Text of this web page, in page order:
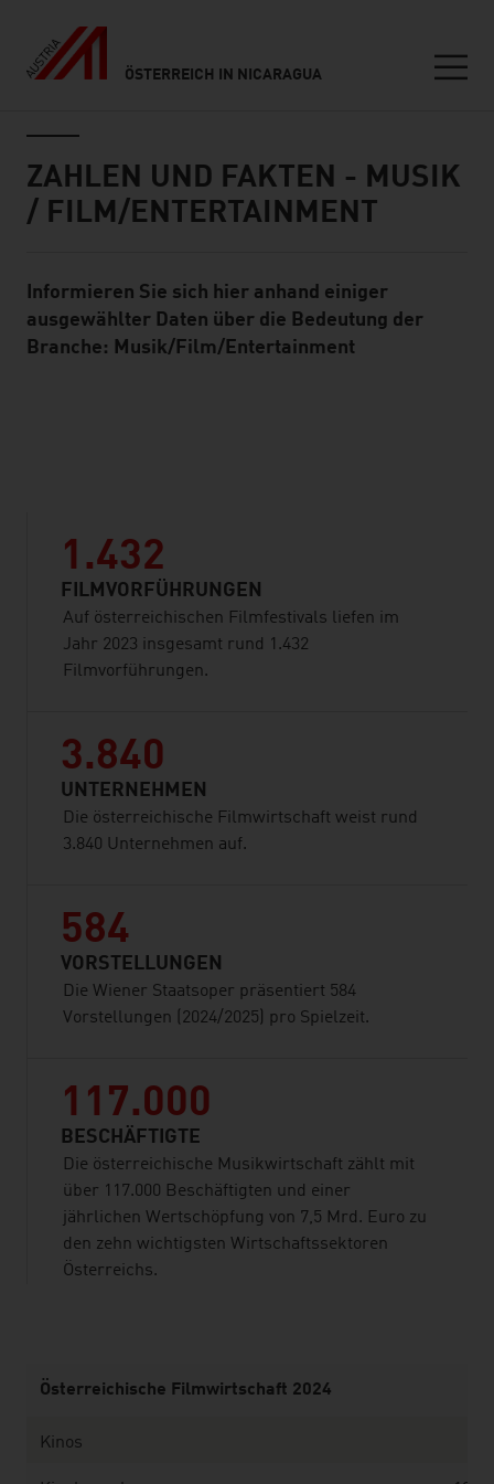
ÖSTERREICH IN NICARAGUA
ZAHLEN UND FAKTEN - MUSIK
/ FILM/ENTERTAINMENT
Standard Content Module
Informieren Sie sich hier anhand einiger
ausgewählter Daten über die Bedeutung der
Branche: Musik/Film/Entertainment
1.432
FILMVORFÜHRUNGEN
Auf österreichischen Filmfestivals liefen im
Jahr 2023 insgesamt rund 1.432
Filmvorführungen.
3.840
UNTERNEHMEN
Die österreichische Filmwirtschaft weist rund
3.840 Unternehmen auf.
584
VORSTELLUNGEN
Die Wiener Staatsoper präsentiert 584
Vorstellungen (2024/2025) pro Spielzeit.
117.000
BESCHÄFTIGTE
Die österreichische Musikwirtschaft zählt mit
über 117.000 Beschäftigten und einer
jährlichen Wertschöpfung von 7,5 Mrd. Euro zu
den zehn wichtigsten Wirtschaftssektoren
Österreichs.
Österreichische Filmwirtschaft 2024
Kinos